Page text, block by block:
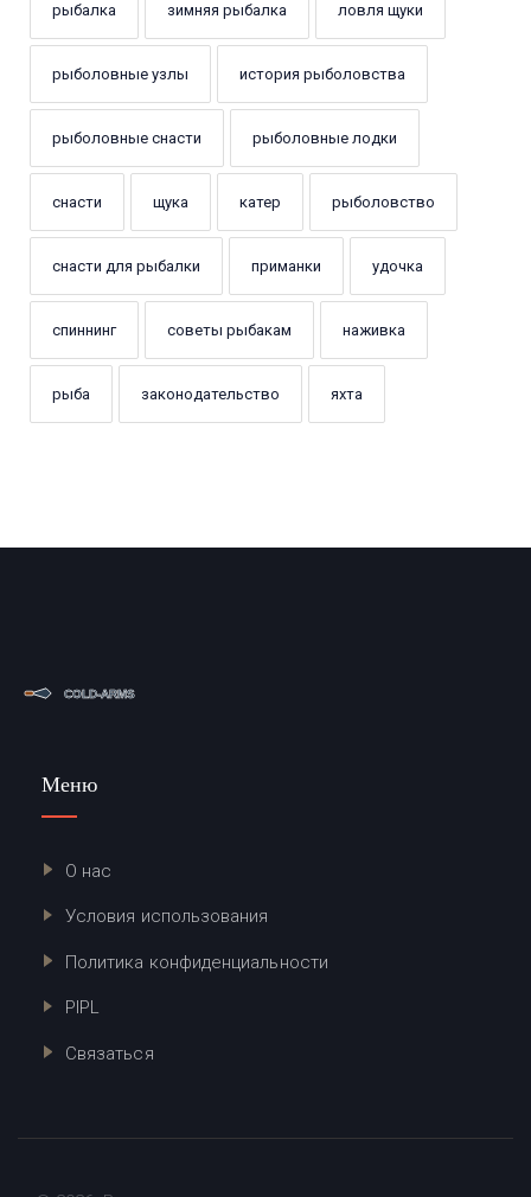
рыбалка зимняя рыбалка ловля щуки
рыболовные узлы история рыболовства
рыболовные снасти рыболовные лодки
снасти щука катер рыболовство
снасти для рыбалки приманки удочка
спиннинг советы рыбакам наживка
рыба законодательство яхта
Меню
О нас
Условия использования
Политика конфиденциальности
PIPL
Связаться